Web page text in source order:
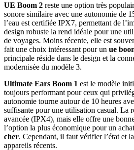
UE Boom 2 reste une option très
sonore similaire avec une autonomie de
l’eau est certifiée IPX7, permettant de
design robuste la rend idéale pour une
de voyages. Moins récente, elle est
fait une choix intéressant pour un ue
principale réside dans le design et la
modernisée du modèle 3.
Ultimate Ears Boom 1 est le modèle
toujours performant pour ceux qui
autonomie tourne autour de 10 heures
suffisante pour une utilisation casual. La
avancée (IPX4), mais elle offre une
l’option la plus économique pour un
cher. Cependant, il faut vérifier l’état et
appareils récents.